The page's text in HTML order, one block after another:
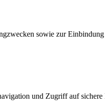
sowie zur
und Zugriff auf